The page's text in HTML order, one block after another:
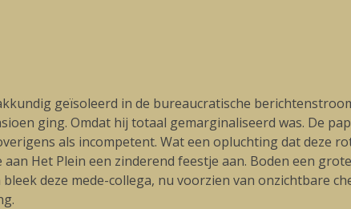
geïsoleerd in de bureaucratische
ging. Omdat hij totaal gemarginaliseerd was. De
als incompetent. Wat een opluchting dat deze
Het Plein een zinderend feestje aan. Boden een
deze mede-collega, nu voorzien van onzichtbare